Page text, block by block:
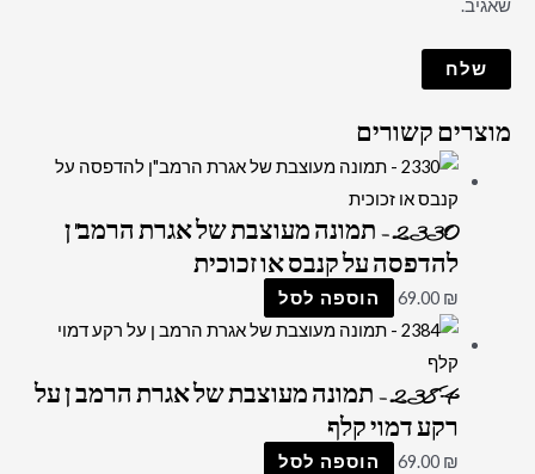
שאגיב.
מוצרים קשורים
2330 – תמונה מעוצבת של אגרת הרמב"ן
להדפסה על קנבס או זכוכית
69.00 ₪ הוספה לסל
2384 – תמונה מעוצבת של אגרת הרמב ן על
רקע דמוי קלף
69.00 ₪ הוספה לסל